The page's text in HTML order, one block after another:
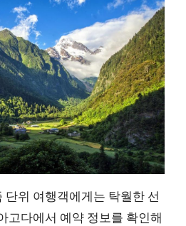
단위 여행객에게는 탁월한 선
고다에서 예약 정보를 확인해